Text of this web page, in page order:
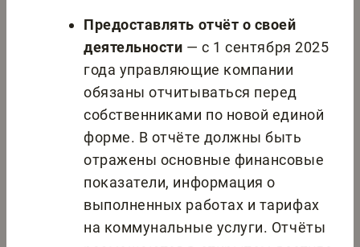
Предоставлять отчёт о своей
деятельности — с 1 сентября 2025
года управляющие компании
обязаны отчитываться перед
собственниками по новой единой
форме. В отчёте должны быть
отражены основные финансовые
показатели, информация о
выполненных работах и тарифах
на коммунальные услуги. Отчёты